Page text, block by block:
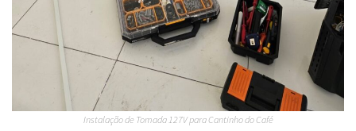
Instalação de Tomada 127V para Cantinho do Café